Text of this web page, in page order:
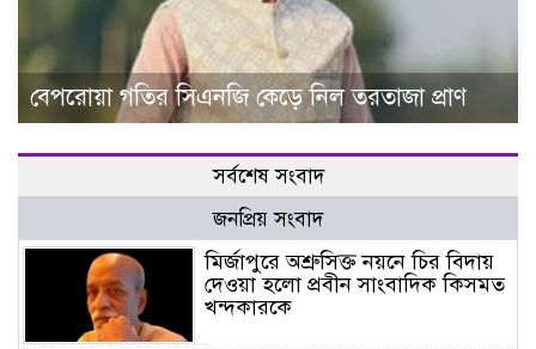
বেপরোয়া গতির সিএনজি কেড়ে নিল তরতাজা প্রাণ
সর্বশেষ সংবাদ
জনপ্রিয় সংবাদ
মির্জাপুরে অশ্রুসিক্ত নয়নে চির বিদায়
দেওয়া হলো প্রবীন সাংবাদিক কিসমত
খন্দকারকে